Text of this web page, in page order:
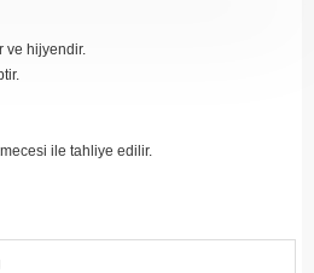
ve hijyendir.
ile tahliye edilir.